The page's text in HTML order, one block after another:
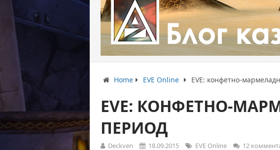
Home EVE Online EVE: конфетно-
EVE: КОНФЕТНО-
ПЕРИОД
Deckven 18.09.2015 EVE Online 12